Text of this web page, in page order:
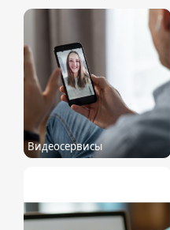
Видеосервисы